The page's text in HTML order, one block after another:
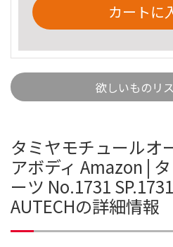
カートに
欲しいものリ
タミヤモチュール
アボディ Amazon |
ーツ No.1731
AUTECHの詳細情報